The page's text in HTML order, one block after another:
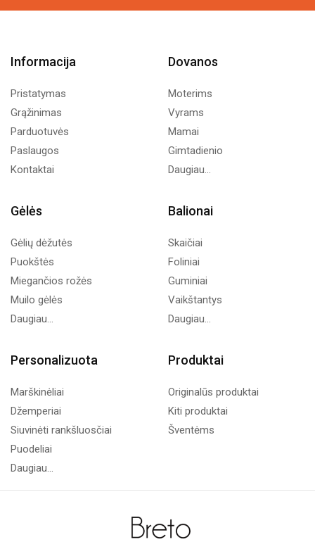
Informacija
Pristatymas
Grąžinimas
Parduotuvės
Paslaugos
Kontaktai
Dovanos
Moterims
Vyrams
Mamai
Gimtadienio
Daugiau...
Gėlės
Gėlių dėžutės
Puokštės
Miegančios rožės
Muilo gėlės
Daugiau...
Balionai
Skaičiai
Foliniai
Guminiai
Vaikštantys
Daugiau...
Personalizuota
Marškinėliai
Džemperiai
Siuvinėti rankšluosčiai
Puodeliai
Daugiau...
Produktai
Originalūs produktai
Kiti produktai
Šventėms